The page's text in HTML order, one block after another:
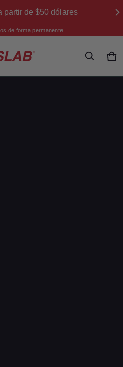
partir de $50 dólares
de forma permanente
0